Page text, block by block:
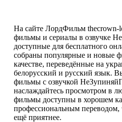
На сайте ЛордФильм thecrown-
фильмы и сериалы в озвучке
доступные для бесплатного
собраны популярные и новые
качестве, переведённые на
белорусский и русский язык.
фильмы с озвучкой
наслаждайтесь просмотром в
фильмы доступны в хорошем
профессиональным переводом,
ещё приятнее.